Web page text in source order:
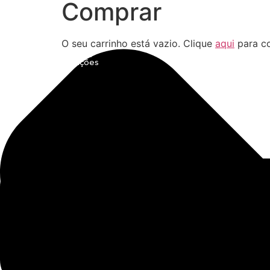
Comprar
O seu carrinho está vazio. Clique aqui para
Política de privacidade
Livro de reclamações